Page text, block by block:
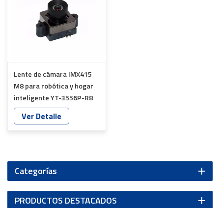
Lente de cámara IMX415
M8 para robótica y hogar
inteligente YT-3556P-R8
Ver Detalle
Categorías
PRODUCTOS DESTACADOS